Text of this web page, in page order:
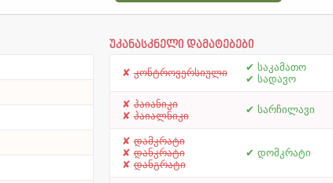
უკანასკნელი დამატებები
კონტროვერსიული
საკამათო
სადავო
პაიანიკი
პაიალნიკი
სარჩილავი
დამკრატი
დანკრატი
დანგრატი
დომკრატი